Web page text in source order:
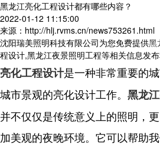
黑龙江亮化工程设计都有哪些内容？
2022-01-12 11:15:00
来源：http://hlj.rvms.cn/news753261.html
沈阳瑞美照明科技有限公司为您免费提供黑
程设计,黑龙江夜景照明工程等相关信息发
亮化工程设计是一种非常重要的
城市景观的亮化设计工作。 黑龙
并不仅仅是传统意义上的照明，
加美观的夜晚环境。它可以帮助